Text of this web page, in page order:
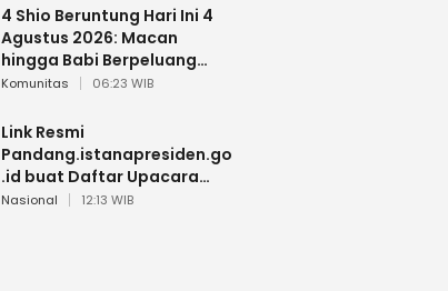
4 Shio Beruntung Hari Ini 4
Agustus 2026: Macan
hingga Babi Berpeluang
Dapat Kabar Baik
Komunitas 06:23 WIB
Link Resmi
Pandang.istanapresiden.go
.id buat Daftar Upacara
Bendera HUT RI di Istana
Nasional 12:13 WIB